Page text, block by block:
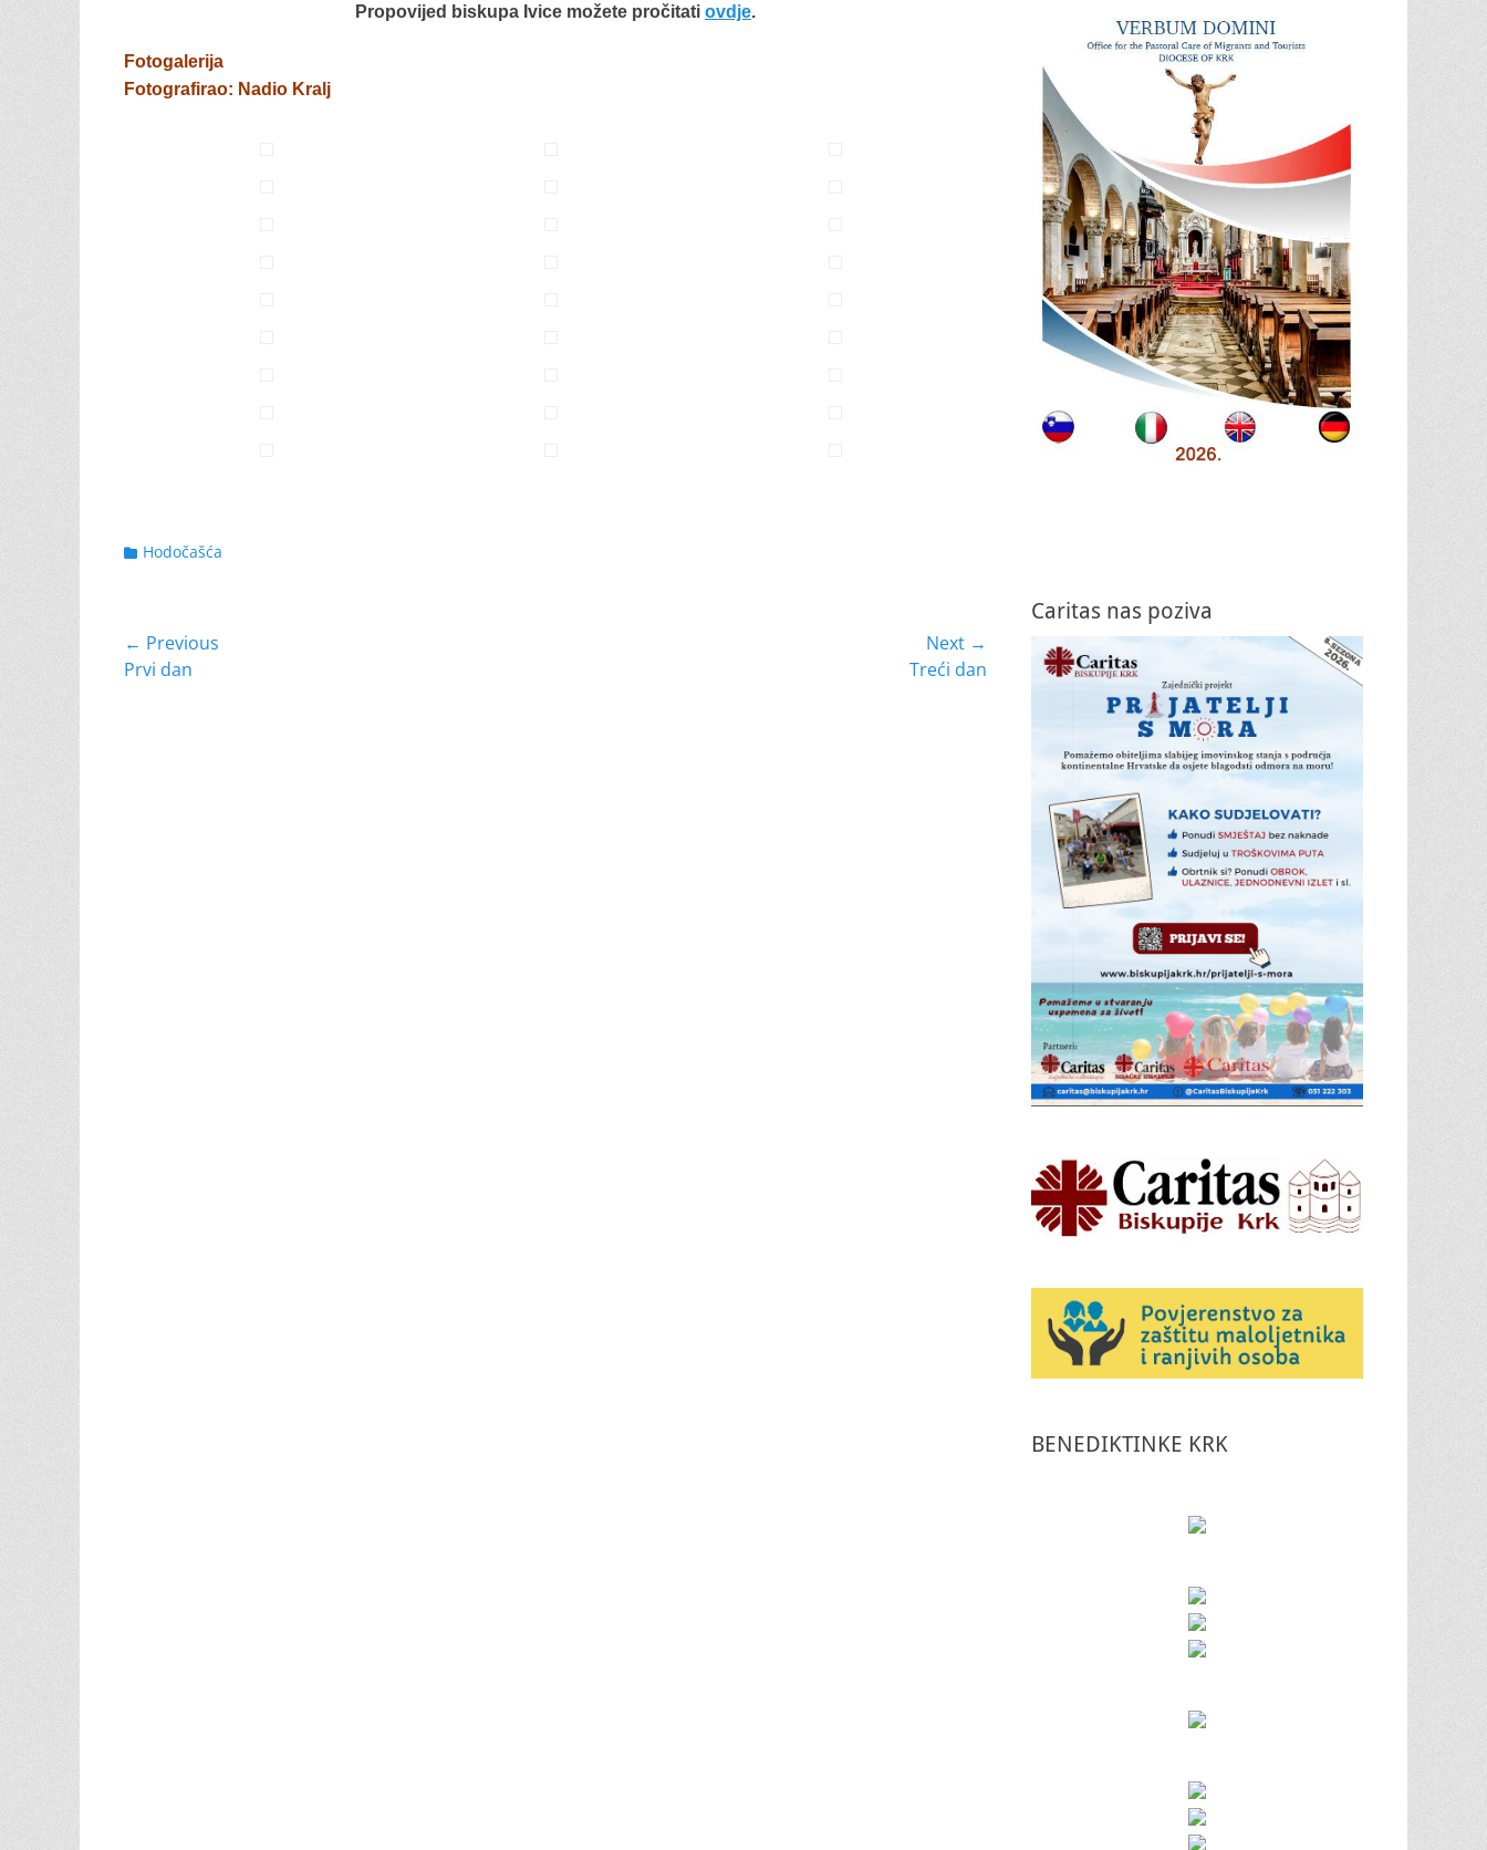
Propovijed biskupa Ivice možete pročitati ovdje.
Fotogalerija
Fotografirao: Nadio Kralj
Categories
Hodočašća
Navigacija
objava
← Previous
Previous
Prvi dan
Next →
Treći dan
Caritas nas poziva
BENEDIKTINKE KRK